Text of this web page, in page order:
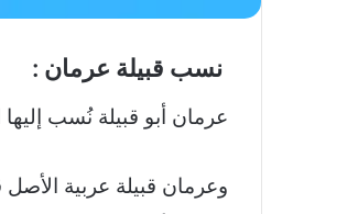
نسب قبيلة عرمان :
عرمان أبو قبيلة نُسب
وعرمان قبيلة عربية